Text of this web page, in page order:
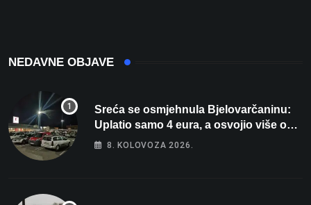
NEDAVNE OBJAVE
Sreća se osmjehnula Bjelovarčaninu:
Uplatio samo 4 eura, a osvojio više od
80 tisuća eura
8. KOLOVOZA 2026.